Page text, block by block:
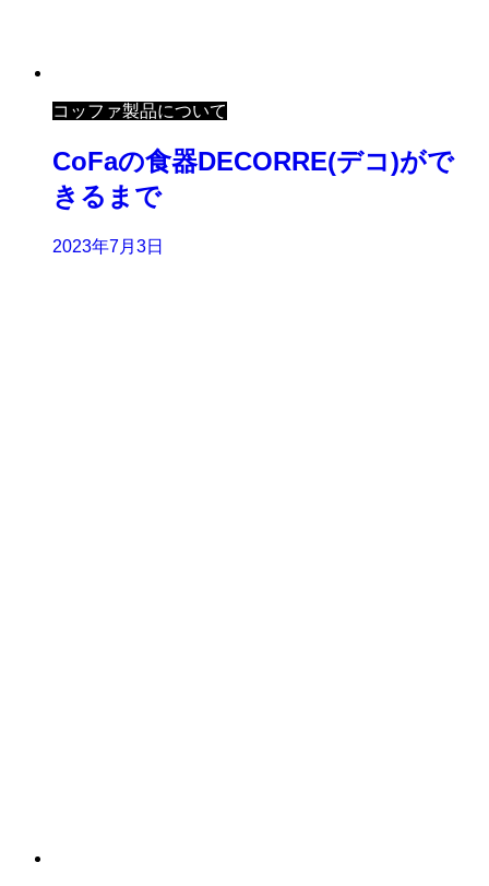
コッファ製品について
CoFaの食器DECORRE(デコ)がで
きるまで
2023年7月3日